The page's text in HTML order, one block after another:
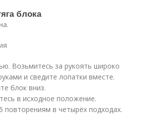
блока
Возьмитесь за рукоять широко
и сведите лопатки вместе.
блок вниз.
в исходное положение.
повторениям в четырёх подходах.